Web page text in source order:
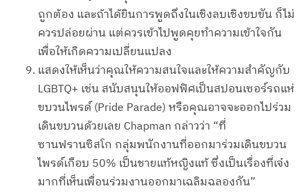
ถูกต้อง และถ้าได้ยินการพูดถึงในเชิงลบเชิงขบขัน ก็ไม่
ควรปล่อยผ่าน แต่ควรเข้าไปพูดคุยทำความเข้าใจกัน
เพื่อให้เกิดความเปลี่ยนแปลง
แสดงให้เห็นว่าคุณให้ความสนใจและให้ความสำคัญกับ
LGBTQ+ เช่น สนับสนุนให้ออฟฟิศเป็นสปอนเซอร์รถแห่
ขบวนไพรด์ (Pride Parade) หรือคุณอาจจะออกไปร่วม
เดินขบวนด้วยเลย Chapman กล่าวว่า “ที่
ซานฟรานซิสโก กลุ่มพนักงานที่ออกมาร่วมเดินขบวน
ไพรด์เกือบ 50% เป็นชายแท้หญิงแท้ ซึ่งเป็นเรื่องที่เจ๋ง
มากที่เห็นเพื่อนร่วมงานออกมาเฉลิมฉลองกัน”